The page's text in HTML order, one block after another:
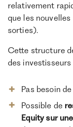
relativement
que les
sorties).
Cette structure
des investisseurs
Pas besoin
Possible de
Equity sur